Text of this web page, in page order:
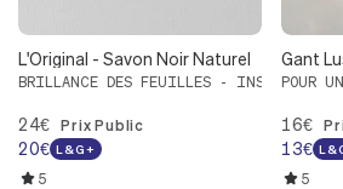
L'Original - Savon Noir Naturel
BRILLANCE DES FEUILLES -
24€Prix Public
20€ L&G+
5
Gant
POUR
16€
13€
5